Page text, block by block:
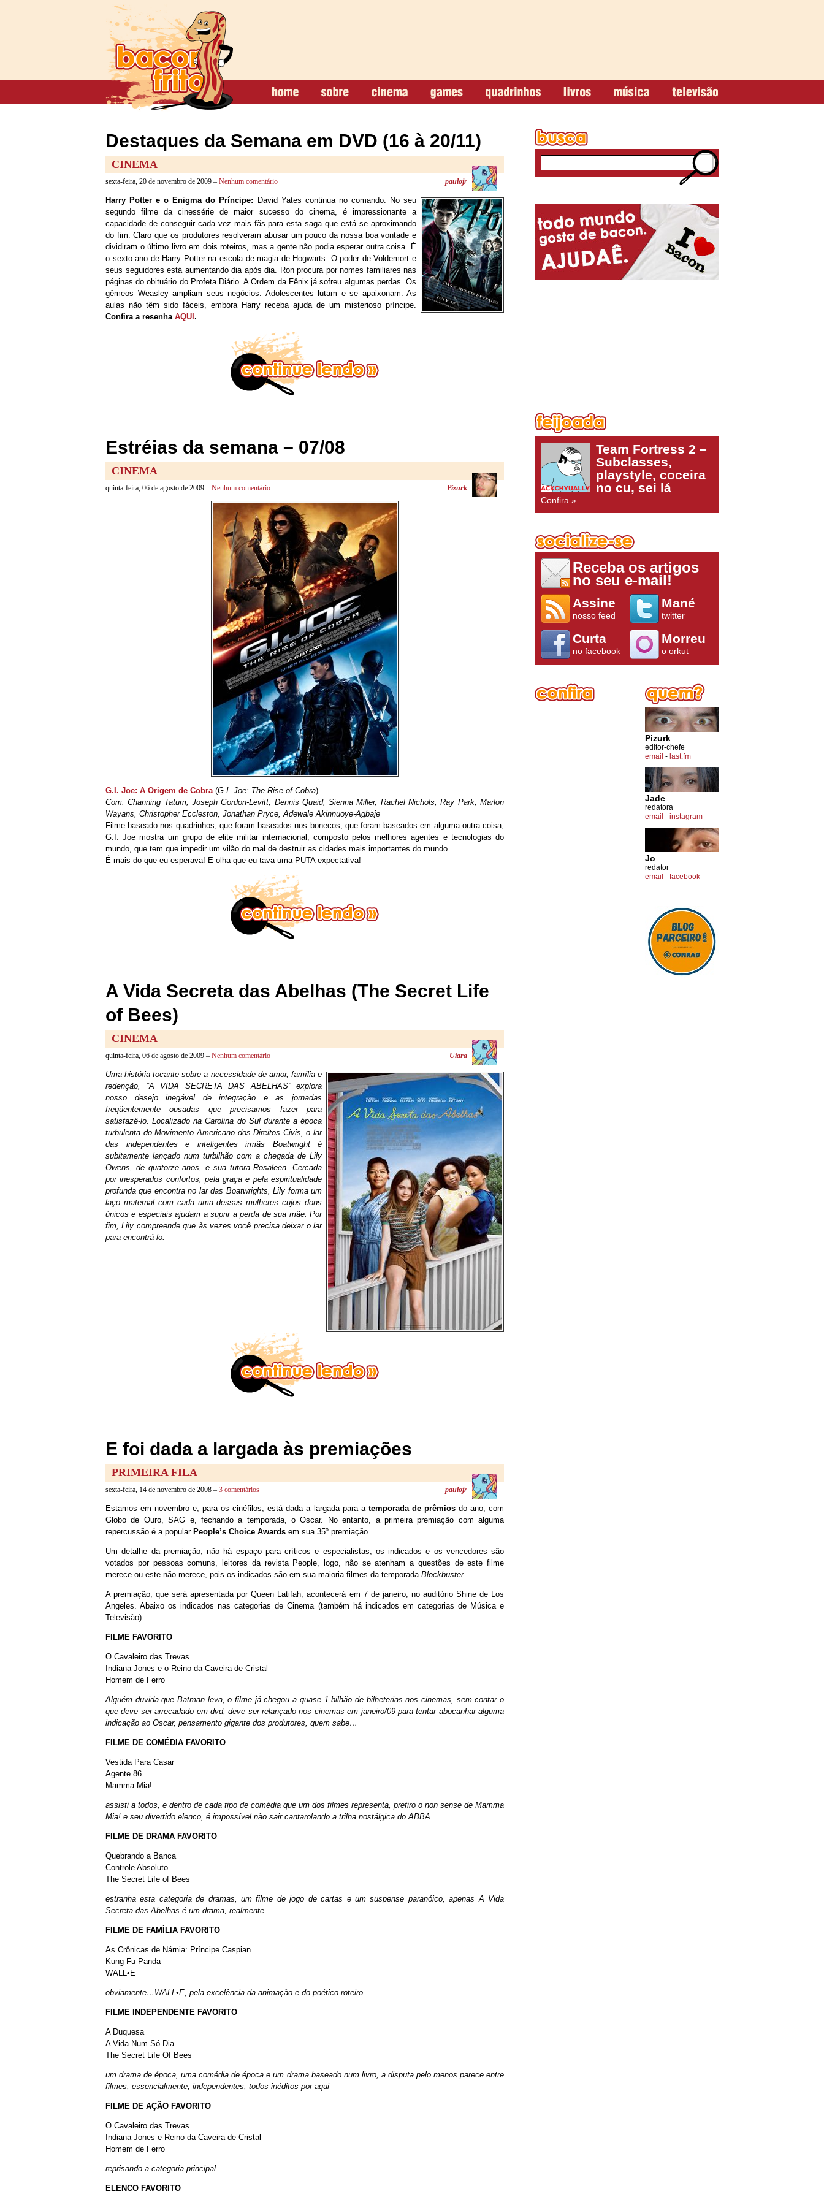
Destaques da Semana em DVD (16 à 20/11)
CINEMA
sexta-feira, 20 de novembro de 2009 – Nenhum comentário paulojr
Harry Potter e o Enigma do Príncipe: David Yates continua no comando. No seu
segundo filme da cinessérie de maior sucesso do cinema, é impressionante a
capacidade de conseguir cada vez mais fãs para esta saga que está se aproximando
do fim. Claro que os produtores resolveram abusar um pouco da nossa boa vontade e
dividiram o último livro em dois roteiros, mas a gente não podia esperar outra coisa. É
o sexto ano de Harry Potter na escola de magia de Hogwarts. O poder de Voldemort e
seus seguidores está aumentando dia após dia. Ron procura por nomes familiares nas
páginas do obituário do Profeta Diário. A Ordem da Fênix já sofreu algumas perdas. Os
gêmeos Weasley ampliam seus negócios. Adolescentes lutam e se apaixonam. As
aulas não têm sido fáceis, embora Harry receba ajuda de um misterioso príncipe.
Confira a resenha AQUI .
Estréias da semana – 07/08
CINEMA
quinta-feira, 06 de agosto de 2009 – Nenhum comentário Pizurk
G.I. Joe: A Origem de Cobra(G.I. Joe: The Rise of Cobra)
Com: Channing Tatum, Joseph Gordon-Levitt, Dennis Quaid, Sienna Miller, Rachel Nichols, Ray Park, Marlon
Wayans, Christopher Eccleston, Jonathan Pryce, Adewale Akinnuoye-Agbaje
Filme baseado nos quadrinhos, que foram baseados nos bonecos, que foram baseados em alguma outra coisa,
G.I. Joe mostra um grupo de elite militar internacional, composto pelos melhores agentes e tecnologias do
mundo, que tem que impedir um vilão do mal de destruir as cidades mais importantes do mundo.
É mais do que eu esperava! E olha que eu tava uma PUTA expectativa!
A Vida Secreta das Abelhas (The Secret Life
of Bees)
CINEMA
quinta-feira, 06 de agosto de 2009 – Nenhum comentário Uiara
Uma história tocante sobre a necessidade de amor, família e
redenção, “A VIDA SECRETA DAS ABELHAS” explora
nosso desejo inegável de integração e as jornadas
freqüentemente ousadas que precisamos fazer para
satisfazê-lo. Localizado na Carolina do Sul durante a época
turbulenta do Movimento Americano dos Direitos Civis, o lar
das independentes e inteligentes irmãs Boatwright é
subitamente lançado num turbilhão com a chegada de Lily
Owens, de quatorze anos, e sua tutora Rosaleen. Cercada
por inesperados confortos, pela graça e pela espiritualidade
profunda que encontra no lar das Boatwrights, Lily forma um
laço maternal com cada uma dessas mulheres cujos dons
únicos e especiais ajudam a suprir a perda de sua mãe. Por
fim, Lily compreende que às vezes você precisa deixar o lar
para encontrá-lo.
E foi dada a largada às premiações
PRIMEIRA FILA
sexta-feira, 14 de novembro de 2008 – 3 comentários paulojr
Estamos em novembro e, para os cinéfilos, está dada a largada para a temporada de prêmiosdo ano, com
Globo de Ouro, SAG e, fechando a temporada, o Oscar. No entanto, a primeira premiação com alguma
repercussão é a popular People’s Choice Awards em sua 35º premiação.
Um detalhe da premiação, não há espaço para críticos e especialistas, os indicados e os vencedores são
votados por pessoas comuns, leitores da revista People, logo, não se atenham a questões de este filme
merece ou este não merece, pois os indicados são em sua maioria filmes da temporada Blockbuster.
A premiação, que será apresentada por Queen Latifah, acontecerá em 7 de janeiro, no auditório Shine de Los
Angeles. Abaixo os indicados nas categorias de Cinema (também há indicados em categorias de Música e
Televisão):
FILME FAVORITO
O Cavaleiro das Trevas
Indiana Jones e o Reino da Caveira de Cristal
Homem de Ferro
Alguém duvida que Batman leva, o filme já chegou a quase 1 bilhão de bilheterias nos cinemas, sem contar o
que deve ser arrecadado em dvd, deve ser relançado nos cinemas em janeiro/09 para tentar abocanhar alguma
indicação ao Oscar, pensamento gigante dos produtores, quem sabe…
FILME DE COMÉDIA FAVORITO
Vestida Para Casar
Agente 86
Mamma Mia!
assisti a todos, e dentro de cada tipo de comédia que um dos filmes representa, prefiro o non sense de Mamma
Mia! e seu divertido elenco, é impossível não sair cantarolando a trilha nostálgica do ABBA
FILME DE DRAMA FAVORITO
Quebrando a Banca
Controle Absoluto
The Secret Life of Bees
estranha esta categoria de dramas, um filme de jogo de cartas e um suspense paranóico, apenas A Vida
Secreta das Abelhas é um drama, realmente
FILME DE FAMÍLIA FAVORITO
As Crônicas de Nárnia: Príncipe Caspian
Kung Fu Panda
WALL•E
obviamente…WALL•E, pela excelência da animação e do poético roteiro
FILME INDEPENDENTE FAVORITO
A Duquesa
A Vida Num Só Dia
The Secret Life Of Bees
um drama de época, uma comédia de época e um drama baseado num livro, a disputa pelo menos parece entre
filmes, essencialmente, independentes, todos inéditos por aqui
FILME DE AÇÃO FAVORITO
O Cavaleiro das Trevas
Indiana Jones e Reino da Caveira de Cristal
Homem de Ferro
reprisando a categoria principal
ELENCO FAVORITO
Team Fortress 2 –
Subclasses,
playstyle, coceira
no cu, sei lá
Confira »
Receba os artigos
no seu e-mail!
Assine
nosso feed
Mané
twitter
Curta
no facebook
Morreu
o orkut
Pizurk
editor-chefe
email - last.fm
Jade
redatora
email - instagram
Jo
redator
email - facebook